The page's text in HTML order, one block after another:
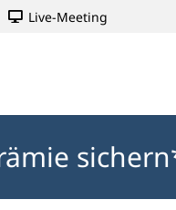
Live-Meeting